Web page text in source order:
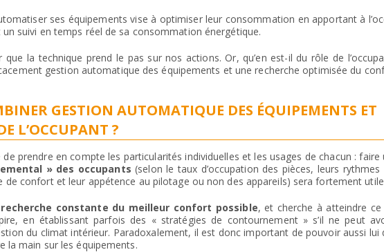
ses équipements vise à optimiser leur consommation en apportant à
suivi en temps réel de sa consommation énergétique.
la technique prend le pas sur nos actions. Or, qu’en est-il du rôle de
gestion automatique des équipements et une recherche optimisée du
GESTION AUTOMATIQUE DES ÉQUIPEMENTS ET
L’OCCUPANT ?
prendre en compte les particularités individuelles et les usages de chacun : faire
» des occupants (selon le taux d’occupation des pièces, leurs rythmes
de confort et leur appétence au pilotage ou non des appareils) sera fortement
constante du meilleur confort possible, et cherche à atteindre ce
en établissant parfois des « stratégies de contournement » s’il ne peut
du climat intérieur. Paradoxalement, il est donc important de pouvoir aussi lui
la main sur les équipements.